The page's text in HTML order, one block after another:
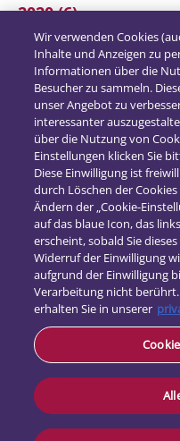
2020(6)
2019(12)
2018(16)
2017(21)
Kontakt
Datenschutz
Impressum
Wir verwenden Cookies
Inhalte und Anzeigen zu
Informationen über die
Besucher zu sammeln.
unser Angebot zu
interessanter
über die Nutzung von
Einstellungen klicken Sie
Diese Einwilligung ist
durch Löschen der
Ändern der „Cookie-
auf das blaue Icon, das
erscheint, sobald Sie
Widerruf der Einwilligung
aufgrund der Einwilligung
Verarbeitung nicht
erhalten Sie in unserer